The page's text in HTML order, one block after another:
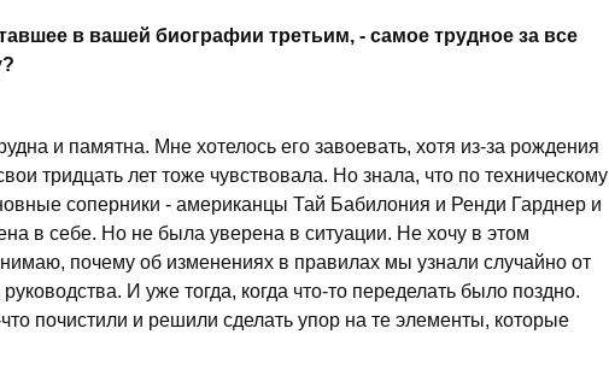
в вашей биографии третьим, - самое трудное за все
и памятна. Мне хотелось его завоевать, хотя из-за рождения
тридцать лет тоже чувствовала. Но знала, что по техническому
соперники - американцы Тай Бабилония и Ренди Гарднер и
в себе. Но не была уверена в ситуации. Не хочу в этом
почему об изменениях в правилах мы узнали случайно от
И уже тогда, когда что-то переделать было поздно.
почистили и решили сделать упор на те элементы, которые